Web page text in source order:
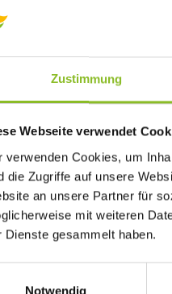
Zustimmung
Webseite verwendet
verwenden Cookies, um
die Zugriffe auf unsere
an unsere Partner für
mit weiteren
Dienste gesammelt haben.
Notwendig
Kinderbetreuung
Kindergärten
Schulen
Anmeldungen
Domino s’Hus
insbesondere älteren
anzusprechen und zu
klare
Downloadbereich oder